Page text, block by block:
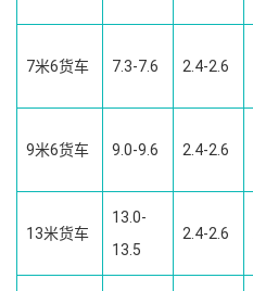
7米6货车 7.3-7.6 2.4-2.6
9米6货车 9.0-9.6 2.4-2.6
13米货车
13.0-
13.5
2.4-2.6